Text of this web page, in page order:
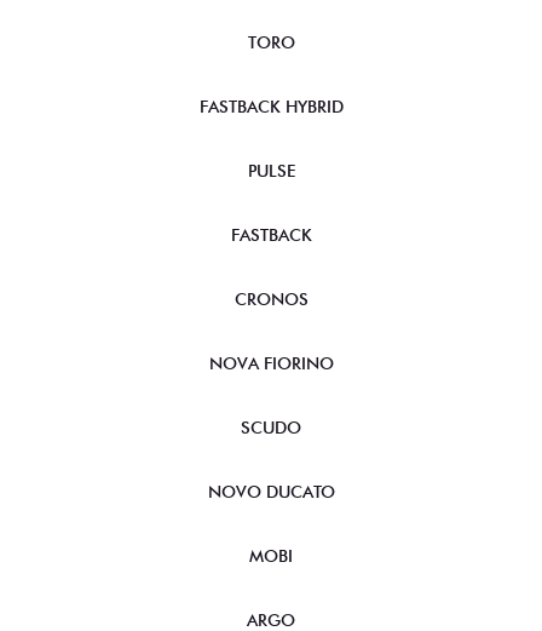
TORO
FASTBACK HYBRID
PULSE
FASTBACK
CRONOS
NOVA FIORINO
SCUDO
NOVO DUCATO
MOBI
ARGO